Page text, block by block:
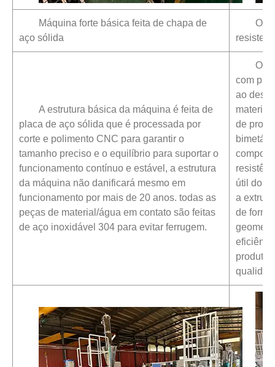
Máquina forte básica feita de chapa de
aço sólida
O
A estrutura básica da máquina é feita de
placa de aço sólida que é processada por
corte e polimento CNC para garantir o
tamanho preciso e o equilíbrio para suportar o
funcionamento contínuo e estável, a estrutura
da máquina não danificará mesmo em
funcionamento por mais de 20 anos. todas as
peças de material/água em contato são feitas
de aço inoxidável 304 para evitar ferrugem.
O
com
ao
material
de
útil do
a
de
produto